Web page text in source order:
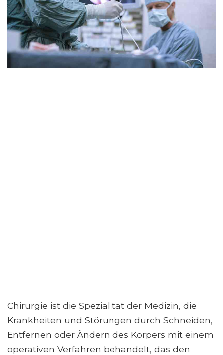
Chirurgie ist die Spezialität der Medizin, die
Krankheiten und Störungen durch Schneiden,
Entfernen oder Ändern des Körpers mit einem
operativen Verfahren behandelt, das den